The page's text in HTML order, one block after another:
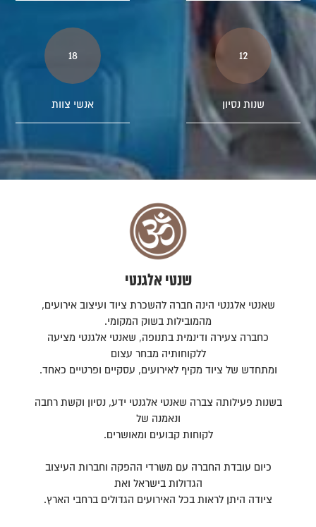
12
שנות נסיון
18
אנשי צוות
שנטי אלגנטי
שאנטי אלגנטי הינה חברה להשכרת ציוד ועיצוב אירועים,
מהמובילות בשוק המקומי.
כחברה צעירה ודינמית בתנופה, שאנטי אלגנטי מציעה
ללקוחותיה מבחר עצום
ומתחדש של ציוד מקיף לאירועים, עסקיים ופרטיים כאחד.
בשנות פעילותה צברה שאנטי אלגנטי ידע, נסיון וקשת רחבה
ונאמנה של
לקוחות קבועים ומאושרים.
כיום עובדת החברה עם משרדי ההפקה וחברות העיצוב
הגדולות בישראל ואת
ציודה היתן לראות בכל האירועים הגדולים ברחבי הארץ.